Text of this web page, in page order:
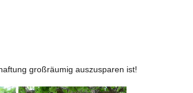
großräumig auszusparen ist!